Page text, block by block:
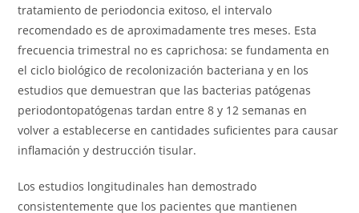
tratamiento de periodoncia exitoso, el intervalo
recomendado es de aproximadamente tres meses. Esta
frecuencia trimestral no es caprichosa: se fundamenta en
el ciclo biológico de recolonización bacteriana y en los
estudios que demuestran que las bacterias patógenas
periodontopatógenas tardan entre 8 y 12 semanas en
volver a establecerse en cantidades suficientes para causar
inflamación y destrucción tisular.
Los estudios longitudinales han demostrado
consistentemente que los pacientes que mantienen